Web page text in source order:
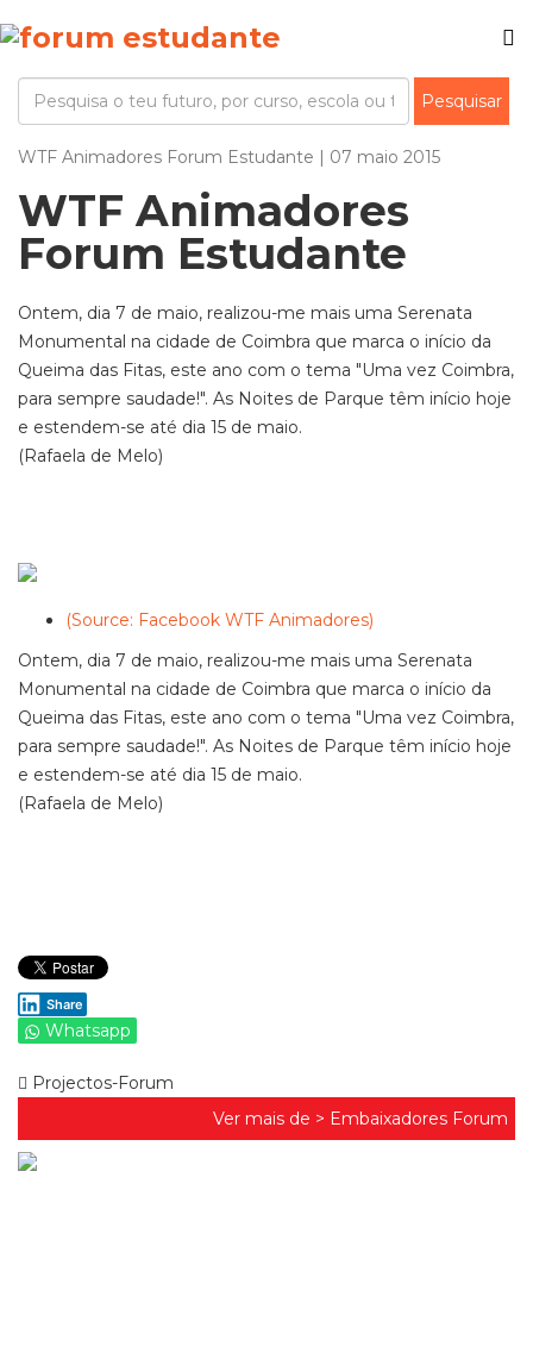
WTF Animadores Forum Estudante | 07 maio 2015
WTF Animadores
Forum Estudante
Ontem, dia 7 de maio, realizou-me mais uma Serenata
Monumental na cidade de Coimbra que marca o início da
Queima das Fitas, este ano com o tema "Uma vez Coimbra,
para sempre saudade!". As Noites de Parque têm início hoje
e estendem-se até dia 15 de maio.
(Rafaela de Melo)
(Source: Facebook WTF Animadores)
Ontem, dia 7 de maio, realizou-me mais uma Serenata
Monumental na cidade de Coimbra que marca o início da
Queima das Fitas, este ano com o tema "Uma vez Coimbra,
para sempre saudade!". As Noites de Parque têm início hoje
e estendem-se até dia 15 de maio.
(Rafaela de Melo)
Share
Whatsapp
Projectos-Forum
Ver mais de > Embaixadores Forum